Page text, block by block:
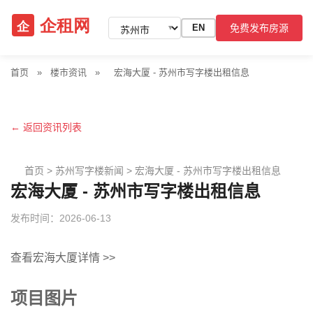
▼ EN 免费发布房源
首页 » 楼市资讯 » 宏海大厦 - 苏州市写字楼出租信息
← 返回资讯列表
首页 > 苏州写字楼新闻 > 宏海大厦 - 苏州市写字楼出租信息
宏海大厦 - 苏州市写字楼出租信息
发布时间：2026-06-13
查看宏海大厦详情 >>
项目图片